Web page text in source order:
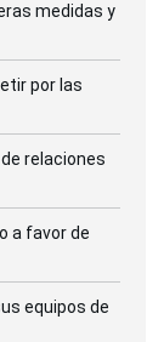
medidas y
por las
relaciones
a favor de
equipos de